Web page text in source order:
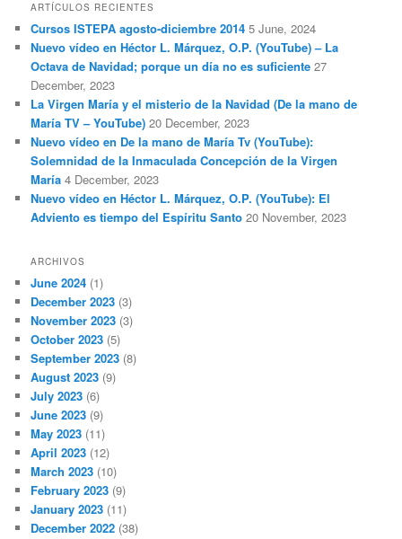
ARTÍCULOS RECIENTES
Cursos ISTEPA agosto-diciembre 2014 5 June, 2024
Nuevo vídeo en Héctor L. Márquez, O.P. (YouTube) – La
Octava de Navidad; porque un día no es suficiente 27
December, 2023
La Virgen María y el misterio de la Navidad (De la mano de
María TV – YouTube) 20 December, 2023
Nuevo vídeo en De la mano de María Tv (YouTube):
Solemnidad de la Inmaculada Concepción de la Virgen
María 4 December, 2023
Nuevo vídeo en Héctor L. Márquez, O.P. (YouTube): El
Adviento es tiempo del Espíritu Santo 20 November, 2023
ARCHIVOS
June 2024 (1)
December 2023 (3)
November 2023 (3)
October 2023 (5)
September 2023 (8)
August 2023 (9)
July 2023 (6)
June 2023 (9)
May 2023 (11)
April 2023 (12)
March 2023 (10)
February 2023 (9)
January 2023 (11)
December 2022 (38)